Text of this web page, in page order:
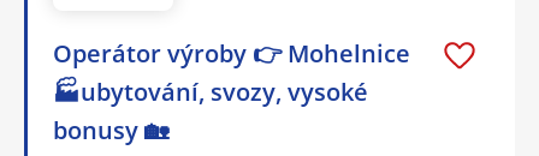
Operátor výroby 👉 Mohelnice
🏭ubytování, svozy, vysoké
bonusy 🏡